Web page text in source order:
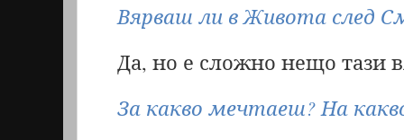
Вярваш ли в Живота след
Да, но е сложно нещо тази
За какво мечтаеш? На